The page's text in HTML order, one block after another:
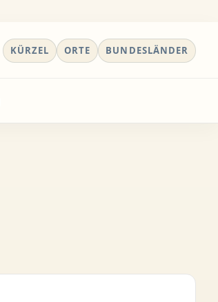
KÜRZEL ORTE BUNDESLÄNDER